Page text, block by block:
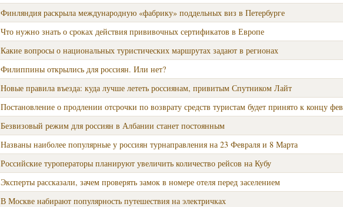
Финляндия раскрыла международную «фабрику» поддельных виз в Петербурге
Что нужно знать о сроках действия прививочных сертификатов в Европе
Какие вопросы о национальных туристических маршрутах задают в регионах
Филиппины открылись для россиян. Или нет?
Новые правила въезда: куда лучше лететь россиянам, привитым Спутником Лайт
Постановление о продлении отсрочки по возврату средств туристам будет принято к концу
Безвизовый режим для россиян в Албании станет постоянным
Названы наиболее популярные у россиян турнаправления на 23 Февраля и 8 Марта
Российские туроператоры планируют увеличить количество рейсов на Кубу
Эксперты рассказали, зачем проверять замок в номере отеля перед заселением
В Москве набирают популярность путешествия на электричках